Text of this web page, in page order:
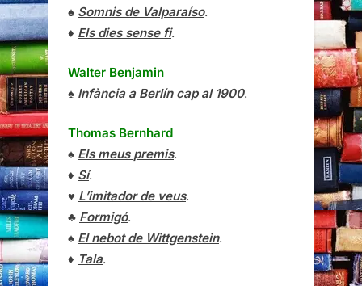
♠ Somnis de Valparaíso.
♦ Els dies sense fi.
Walter Benjamin
♠ Infància a Berlín cap al 1900.
Thomas Bernhard
♠ Els meus premis.
♦ Sí.
♥ L’imitador de veus.
♣ Formigó.
♠ El nebot de Wittgenstein.
♦ Tala.